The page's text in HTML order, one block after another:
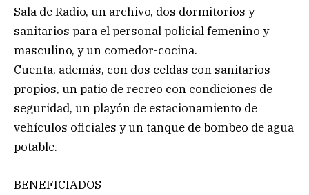
Sala de Radio, un archivo, dos dormitorios y
sanitarios para el personal policial femenino y
masculino, y un comedor-cocina.
Cuenta, además, con dos celdas con sanitarios
propios, un patio de recreo con condiciones de
seguridad, un playón de estacionamiento de
vehículos oficiales y un tanque de bombeo de agua
potable.
BENEFICIADOS